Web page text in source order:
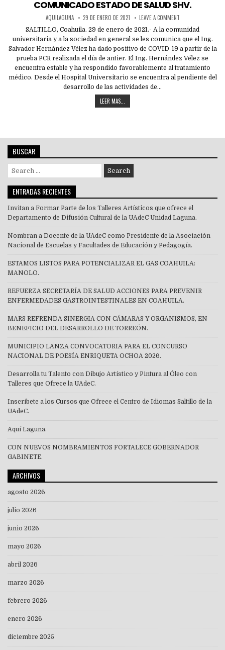
COMUNICADO ESTADO DE SALUD SHV.
AQUILAGUNA 29 DE ENERO DE 2021 LEAVE A COMMENT
SALTILLO, Coahuila. 29 de enero de 2021.- A la comunidad
universitaria y a la sociedad en general se les comunica que el Ing.
Salvador Hernández Vélez ha dado positivo de COVID-19 a partir de la
prueba PCR realizada el día de antier. El Ing. Hernández Vélez se
encuentra estable y ha respondido favorablemente al tratamiento
médico. Desde el Hospital Universitario se encuentra al pendiente del
desarrollo de las actividades de…
LEER MAS...
BUSCAR
Search
for:
ENTRADAS RECIENTES
Invitan a Formar Parte de los Talleres Artísticos que ofrece el
Departamento de Difusión Cultural de la UAdeC Unidad Laguna.
Nombran a Docente de la UAdeC como Presidente de la Asociación
Nacional de Escuelas y Facultades de Educación y Pedagogía.
ESTAMOS LISTOS PARA POTENCIALIZAR EL GAS COAHUILA:
MANOLO.
REFUERZA SECRETARÍA DE SALUD ACCIONES PARA PREVENIR
ENFERMEDADES GASTROINTESTINALES EN COAHUILA.
MARS REFRENDA SINERGIA CON CÁMARAS Y ORGANISMOS, EN
BENEFICIO DEL DESARROLLO DE TORREÓN.
MUNICIPIO LANZA CONVOCATORIA PARA EL CONCURSO
NACIONAL DE POESÍA ENRIQUETA OCHOA 2026.
Desarrolla tu Talento con Dibujo Artístico y Pintura al Óleo con
Talleres que Ofrece la UAdeC.
Inscríbete a los Cursos que Ofrece el Centro de Idiomas Saltillo de la
UAdeC.
Aquí Laguna.
CON NUEVOS NOMBRAMIENTOS FORTALECE GOBERNADOR
GABINETE.
ARCHIVOS
agosto 2026
julio 2026
junio 2026
mayo 2026
abril 2026
marzo 2026
febrero 2026
enero 2026
diciembre 2025